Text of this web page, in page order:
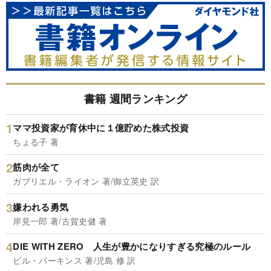
書籍 週間ランキング
ママ投資家が育休中に１億貯めた株式投資
ちょる子 著
筋肉が全て
ガブリエル・ライオン 著/御立英史 訳
嫌われる勇気
岸見一郎 著/古賀史健 著
DIE WITH ZERO 人生が豊かになりすぎる究極のルール
ビル・パーキンス 著/児島 修 訳